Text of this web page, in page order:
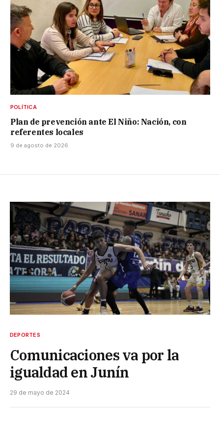
POLÍTICA
Plan de prevención ante El Niño: Nación, con
referentes locales
9 de agosto de 2026
DEPORTES
Comunicaciones va por la
igualdad en Junín
29 de mayo de 2024